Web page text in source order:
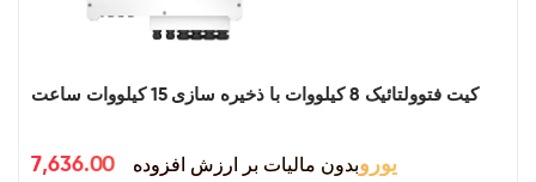
کیت فتوولتائیک 8 کیلووات با ذخیره سازی 15 کیلووات ساعت
7,636.00 یوروبدون مالیات بر ارزش افزوده